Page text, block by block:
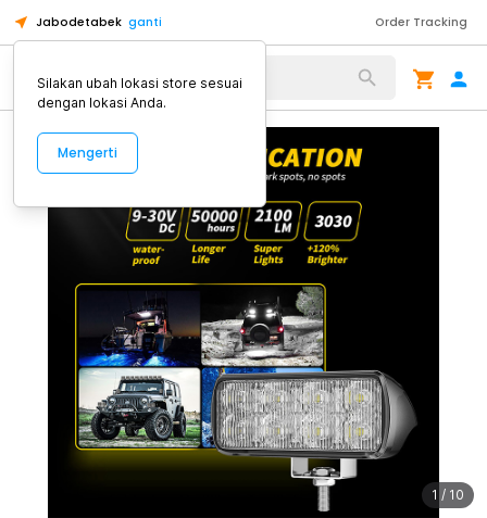
Jabodetabek ganti Order Tracking
Alat Kopi
1 / 10
Silakan ubah lokasi store sesuai
dengan lokasi Anda.
Mengerti